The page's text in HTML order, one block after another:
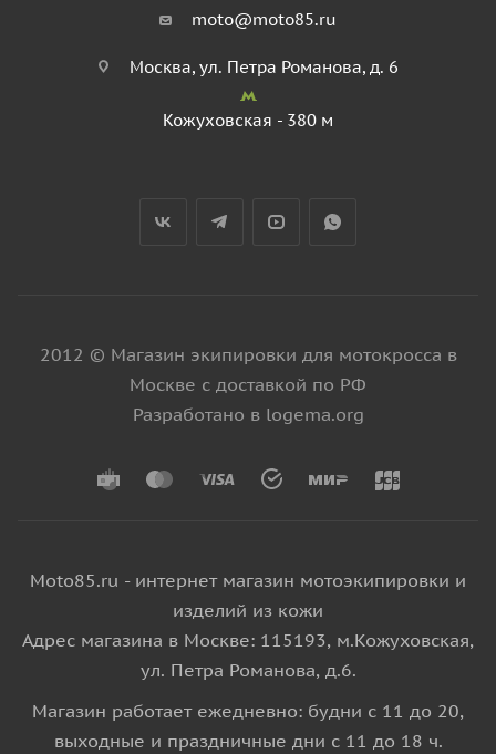
moto@moto85.ru
Москва, ул. Петра Романова, д. 6
Кожуховская - 380 м
2012 © Магазин экипировки для мотокросса в
Москве с доставкой по РФ
Разработано в logema.org
Moto85.ru - интернет магазин мотоэкипировки и
изделий из кожи
Адрес магазина в Москве: 115193, м.Кожуховская,
ул. Петра Романова, д.6.
Магазин работает ежедневно: будни с 11 до 20,
выходные и праздничные дни с 11 до 18 ч.